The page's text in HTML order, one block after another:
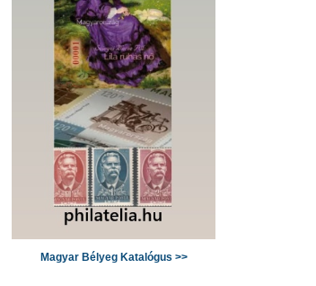
Magyar Bélyeg Katalógus >>